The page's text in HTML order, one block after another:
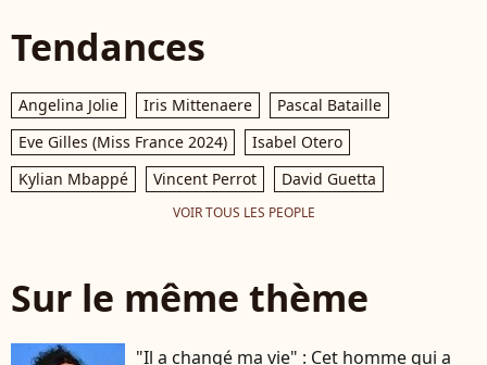
Tendances
Angelina Jolie Iris Mittenaere
Pascal Bataille
Eve Gilles (Miss France 2024)
Isabel Otero
Kylian Mbappé
Vincent Perrot David Guetta
VOIR TOUS LES PEOPLE
Sur le même thème
"Il a changé ma vie" : Cet homme qui a